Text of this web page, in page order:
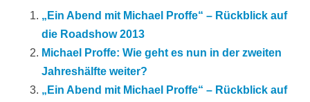
„Ein Abend mit Michael Proffe“ – Rückblick auf
die Roadshow 2013
Michael Proffe: Wie geht es nun in der zweiten
Jahreshälfte weiter?
„Ein Abend mit Michael Proffe“ – Rückblick auf